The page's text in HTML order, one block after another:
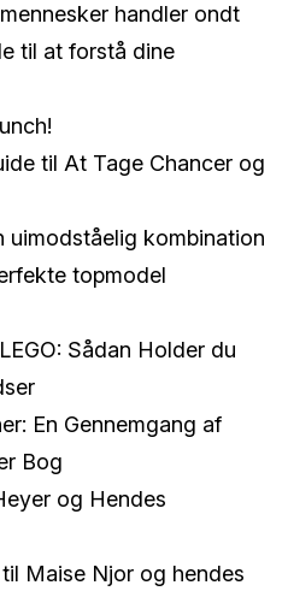
handler ondt
til at forstå dine
til At Tage Chancer og
kombination
topmodel
Sådan Holder du
En Gennemgang af
Bog
og Hendes
Maise Njor og hendes